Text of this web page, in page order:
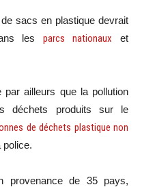
sacs en plastique devrait
lesparcs nationaux et
par ailleurs que la pollution
déchets produits sur le
de déchets plastique non
police.
provenance de 35 pays,